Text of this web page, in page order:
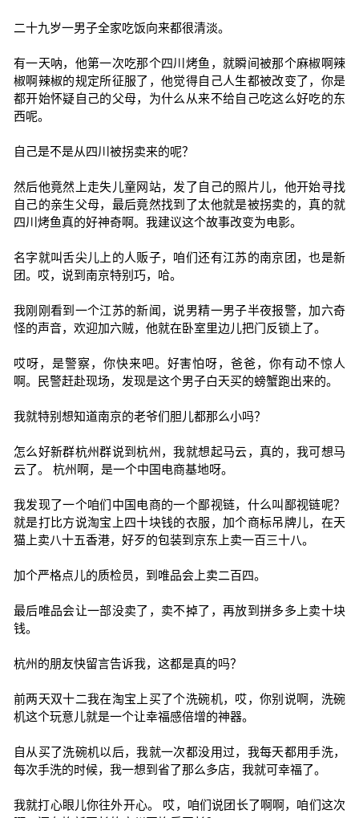
二十九岁一男子全家吃饭向来都很清淡。
有一天呐，他第一次吃那个四川烤鱼，就瞬间被那个麻椒啊辣
椒啊辣椒的规定所征服了，他觉得自己人生都被改变了，你是
都开始怀疑自己的父母，为什么从来不给自己吃这么好吃的东
西呢。
自己是不是从四川被拐卖来的呢？
然后他竟然上走失儿童网站，发了自己的照片儿，他开始寻找
自己的亲生父母，最后竟然找到了太他就是被拐卖的，真的就
四川烤鱼真的好神奇啊。我建议这个故事改变为电影。
名字就叫舌尖儿上的人贩子，咱们还有江苏的南京团，也是新
团。哎，说到南京特别巧，哈。
我刚刚看到一个江苏的新闻，说男精一男子半夜报警，加六奇
怪的声音，欢迎加六贼，他就在卧室里边儿把门反锁上了。
哎呀，是警察，你快来吧。好害怕呀，爸爸，你有动不惊人
啊。民警赶赴现场，发现是这个男子白天买的螃蟹跑出来的。
我就特别想知道南京的老爷们胆儿都那么小吗？
怎么好新群杭州群说到杭州，我就想起马云，真的，我可想马
云了。 杭州啊，是一个中国电商基地呀。
我发现了一个咱们中国电商的一个鄙视链，什么叫鄙视链呢？
就是打比方说淘宝上四十块钱的衣服，加个商标吊牌儿，在天
猫上卖八十五香港，好歹的包装到京东上卖一百三十八。
加个严格点儿的质检员，到唯品会上卖二百四。
最后唯品会让一部没卖了，卖不掉了，再放到拼多多上卖十块
钱。
杭州的朋友快留言告诉我，这都是真的吗？
前两天双十二我在淘宝上买了个洗碗机，哎，你别说啊，洗碗
机这个玩意儿就是一个让幸福感倍增的神器。
自从买了洗碗机以后，我就一次都没用过，我每天都用手洗，
每次手洗的时候，我一想到省了那么多店，我就可幸福了。
我就打心眼儿你往外开心。 哎，咱们说团长了啊啊，咱们这次